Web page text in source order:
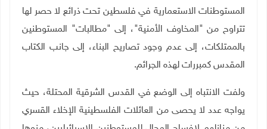
المستوطنات الاستعمارية في فلسطين تحت ذرائع لا حصر لها
تتراوح من "المخاوف الأمنية"، إلى "مطالبات" المستوطنين
بالممتلكات، إلى عدم وجود تصاريح البناء، إلى جانب الكتاب
المقدس كمبررات لهذه الجرائم.
ولفت الانتباه إلى الوضع في القدس الشرقية المحتلة، حيث
يواجه عدد لا يحصى من العائلات الفلسطينية الإخلاء القسري